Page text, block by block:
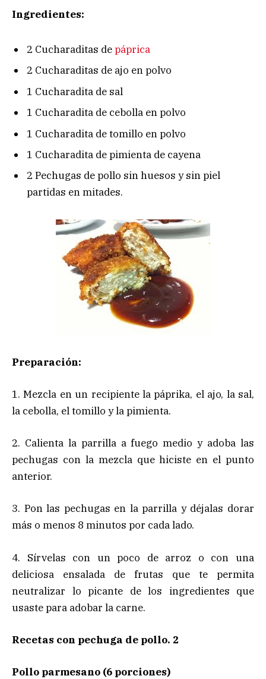
Ingredientes:
2 Cucharaditas depáprica
2 Cucharaditas de ajo en polvo
1 Cucharadita de sal
1 Cucharadita de cebolla en polvo
1 Cucharadita de tomillo en polvo
1 Cucharadita de pimienta de cayena
2 Pechugas de pollo sin huesos y sin piel
partidas en mitades.
Preparación:
1. Mezcla en un recipiente la páprika, el ajo, la sal,
la cebolla, el tomillo y la pimienta.
2. Calienta la parrilla a fuego medio y adoba las
pechugas con la mezcla que hiciste en el punto
anterior.
3. Pon las pechugas en la parrilla y déjalas dorar
más o menos 8 minutos por cada lado.
4. Sírvelas con un poco de arroz o con una
deliciosa ensalada de frutas que te permita
neutralizar lo picante de los ingredientes que
usaste para adobar la carne.
Recetas con pechuga de pollo. 2
Pollo parmesano (6 porciones)